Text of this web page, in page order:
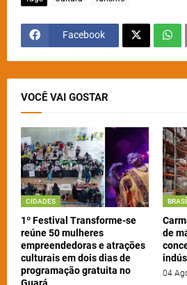
Facebook
VOCÊ VAI GOSTAR
CIDADES
1º Festival Transforme-se
reúne 50 mulheres
empreendedoras e atrações
culturais em dois dias de
programação gratuita no
de
04